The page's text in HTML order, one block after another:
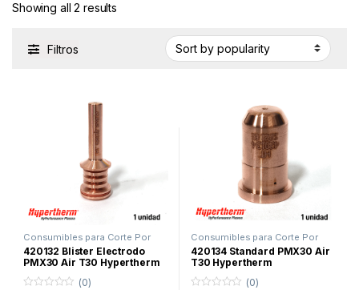
Showing all 2 results
Filtros
Consumibles para Corte Por
Plasma, Hypertherm Plasma
Powermax30 Air
420132 Blister Electrodo
PMX30 Air T30 Hypertherm
(0)
Consumibles para Corte Por
Plasma, Hypertherm,Plasma,
Powermax30 Air
420134 Standard PMX30 Air
T30 Hypertherm
(0)